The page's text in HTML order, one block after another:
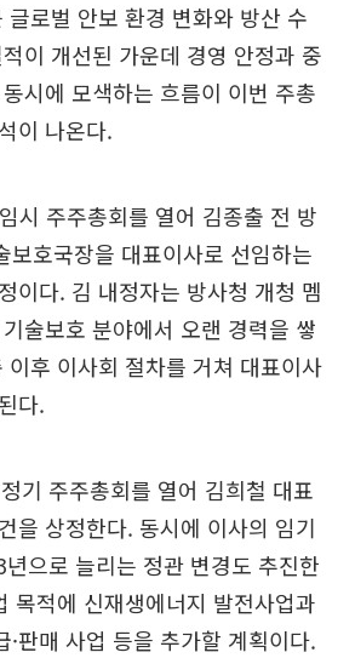
글로벌 안보 환경 변화와 방산 수
이 개선된 가운데 경영 안정과 중
시에 모색하는 흐름이 이번 주총
이 나온다.
시 주주총회를 열어 김종출 전 방
보호국장을 대표이사로 선임하는
이다. 김 내정자는 방사청 개청 멤
술보호 분야에서 오랜 경력을 쌓
이후 이사회 절차를 거쳐 대표이사
다.
기 주주총회를 열어 김희철 대표
을 상정한다. 동시에 이사의 임기
으로 늘리는 정관 변경도 추진한
목적에 신재생에너지 발전사업과
·판매 사업 등을 추가할 계획이다.